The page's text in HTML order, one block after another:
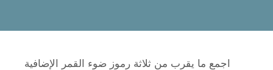
اجمع ما يقرب من ثلاثة رموز ضوء القمر الإضافية